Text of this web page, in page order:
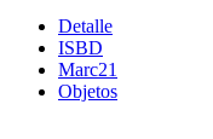
Detalle
ISBD
Marc21
Objetos